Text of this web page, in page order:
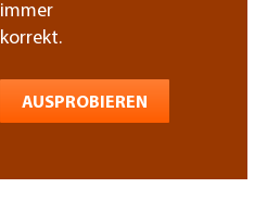
immer
korrekt.
AUSPROBIEREN